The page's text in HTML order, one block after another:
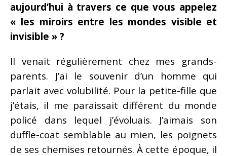
aujourd’hui à travers ce que vous appelez
« les miroirs entre les mondes visible et
invisible » ?
Il venait régulièrement chez mes grands-
parents. J’ai le souvenir d’un homme qui
parlait avec volubilité. Pour la petite-fille que
j’étais, il me paraissait différent du monde
policé dans lequel j’évoluais. J’aimais son
duffle-coat semblable au mien, les poignets
de ses chemises retournés. À cette époque, il